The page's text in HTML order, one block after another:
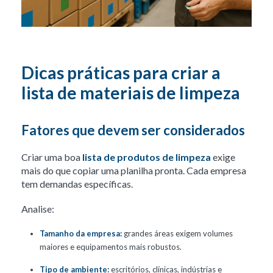
Dicas práticas para criar a
lista de materiais de limpeza
Fatores que devem ser considerados
Criar uma boa lista de produtos de limpeza exige
mais do que copiar uma planilha pronta. Cada empresa
tem demandas específicas.
Analise:
Tamanho da empresa:grandes áreas exigem volumes
maiores e equipamentos mais robustos.
Tipo de ambiente:escritórios, clínicas, indústrias e